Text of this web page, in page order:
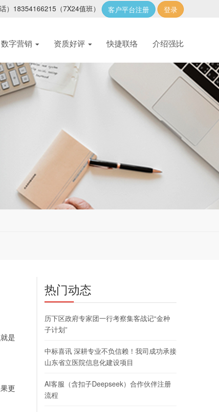
）18354166215 （7X24值班） 客户平台注册 登录
数字营销 资质好评 快捷联络 介绍强比
是
更
热门动态
历下区政府专家团一行考察集客战记“金种
子计划”
中标喜讯 深耕专业不负信赖！我司成功承接
山东省立医院信息化建设项目
AI客服（含扣子Deepseek）合作伙伴注册
流程